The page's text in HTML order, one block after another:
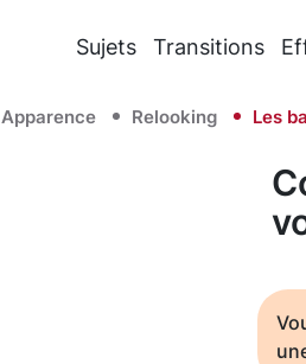
Sujets Transitions
Apparence Relooking Les